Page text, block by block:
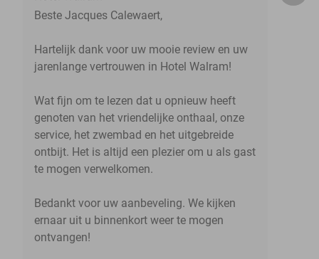
Beste Jacques Calewaert,
Hartelijk dank voor uw mooie review en uw
jarenlange vertrouwen in Hotel Walram!
Wat fijn om te lezen dat u opnieuw heeft
genoten van het vriendelijke onthaal, onze
service, het zwembad en het uitgebreide
ontbijt. Het is altijd een plezier om u als gast
te mogen verwelkomen.
Bedankt voor uw aanbeveling. We kijken
ernaar uit u binnenkort weer te mogen
ontvangen!